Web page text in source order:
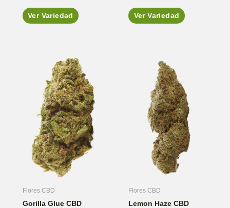
Ver Variedad Ver Variedad
Flores CBD
Gorilla Glue CBD
Flores CBD
Lemon Haze CBD